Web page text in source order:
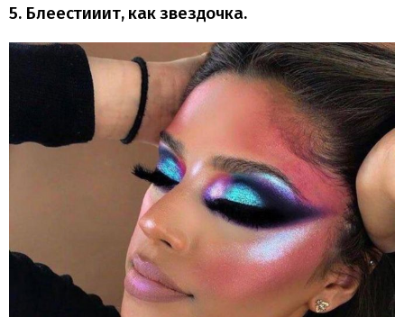
5. Блеестииит, как звездочка.